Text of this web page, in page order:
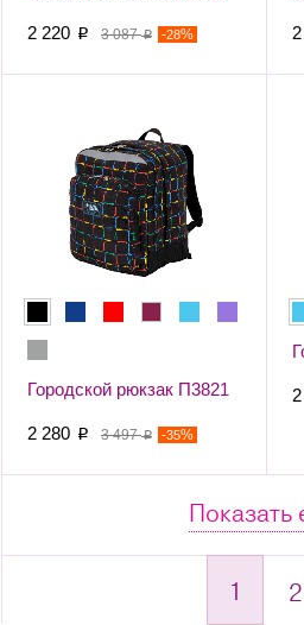
-28%
3 087p
2 220 p
Городской рюкзак П3821
-35%
3 497p
2 280 p
1 2